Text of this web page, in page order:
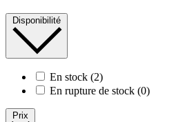
Disponibilité
En stock (2)
En rupture de stock (0)
Prix